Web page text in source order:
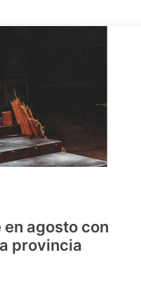
en agosto con
provincia